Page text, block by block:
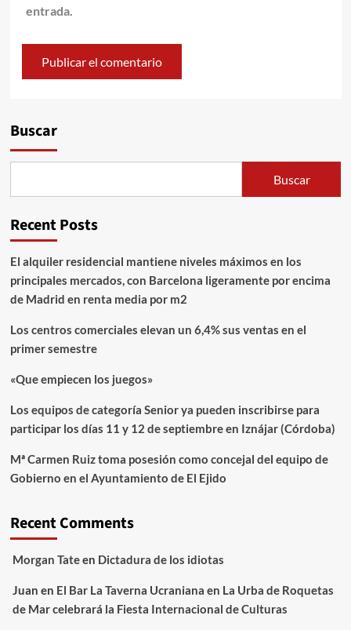
entrada.
Buscar
Buscar
Recent Posts
El alquiler residencial mantiene niveles máximos en los
principales mercados, con Barcelona ligeramente por encima
de Madrid en renta media por m2
Los centros comerciales elevan un 6,4% sus ventas en el
primer semestre
«Que empiecen los juegos»
Los equipos de categoría Senior ya pueden inscribirse para
participar los días 11 y 12 de septiembre en Iznájar (Córdoba)
Mª Carmen Ruiz toma posesión como concejal del equipo de
Gobierno en el Ayuntamiento de El Ejido
Recent Comments
Morgan Tateen Dictadura de los idiotas
Juan en El Bar La Taverna Ucraniana en La Urba de Roquetas
de Mar celebrará la Fiesta Internacional de Culturas